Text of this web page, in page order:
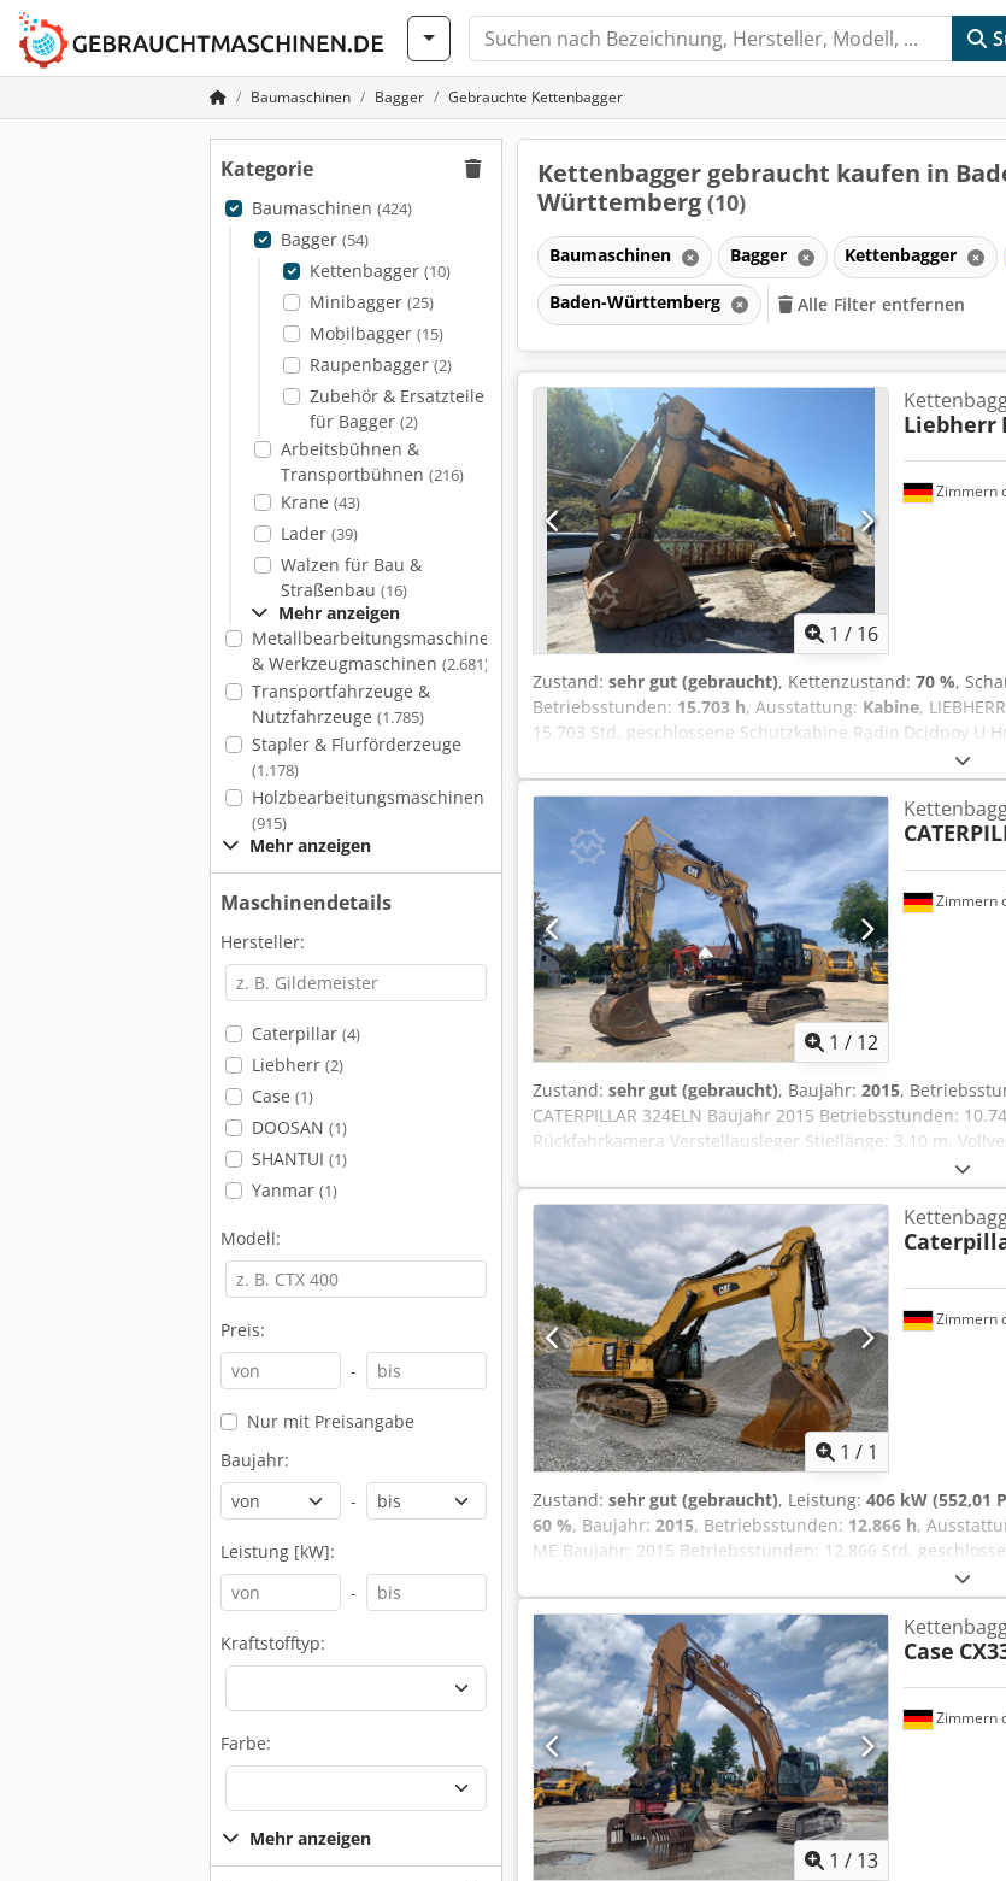
Baumaschinen Bagger Gebrauchte Kettenbagger
Kategorie
Baumaschinen (424)
Bagger (54)
Kettenbagger (10)
Minibagger (25)
Mobilbagger (15)
Raupenbagger (2)
Zubehör & Ersatzteile
für Bagger (2)
Arbeitsbühnen &
Transportbühnen (216)
Krane (43)
Lader (39)
Walzen für Bau &
Straßenbau (16)
Mehr anzeigen
Metallbearbeitungsmaschinen
& Werkzeugmaschinen (2.681)
Transportfahrzeuge &
Nutzfahrzeuge (1.785)
Stapler & Flurförderzeuge
(1.178)
Holzbearbeitungsmaschinen
(915)
Mehr anzeigen
Maschinendetails
Hersteller:
Caterpillar (4)
Liebherr (2)
Case (1)
DOOSAN (1)
SHANTUI (1)
Yanmar (1)
Modell:
Preis:
-
Nur mit Preisangabe
Baujahr:
-
Leistung [kW]:
-
Kraftstofftyp:
Farbe:
Mehr anzeigen
Kettenbagger gebraucht kaufen in
Württemberg (10)
Baumaschinen Bagger Kettenbagger
Baden-Württemberg Alle Filter entfernen
1 / 16
Zimmern
Liebherr
Zustand: sehr gut (gebraucht), Kettenzustand: 70 %,
Betriebsstunden: 15.703 h, Ausstattung: Kabine,
15.703 Std. geschlossene Schutzkabine Radio Dcjdpoy U
Zähne 2m. breit Laufwerk ca. 70% erhalten Liebherr Motor
1 / 12
Zimmern
Zustand: sehr gut (gebraucht), Baujahr: 2015,
CATERPILLAR 324ELN Baujahr 2015 Betriebsstunden:
Rückfahrkamera Verstellausleger Stiellänge: 3,10 m.
hydraulik) OQ70/55 Schnellwechsler 1x Löffel - 900mm
600mm breit CAT 7.1 Motor mit 151kW
1 / 1
Zimmern
Zustand: sehr gut (gebraucht), Leistung: 406 kW (552,01
60 %, Baujahr: 2015, Betriebsstunden: 12.866 h,
ME Baujahr: 2015 Betriebsstunden: 12.866 Std.
Rückfahrkamera Zentralschmierung Standardausleger
breit Laufwerk ca. 60% erhalten Dsdpfx Aey U I
406 kW CE / EPA Einsatzgewicht: 90 to.
1 / 13
Zimmern
Case